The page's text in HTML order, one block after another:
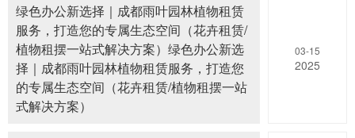
绿色办公新选择｜成都雨叶园林植物租赁
服务，打造您的专属生态空间（花卉租赁/
植物租摆一站式解决方案）绿色办公新选
择｜成都雨叶园林植物租赁服务，打造您
的专属生态空间（花卉租赁/植物租摆一站
式解决方案）
03-15
2025